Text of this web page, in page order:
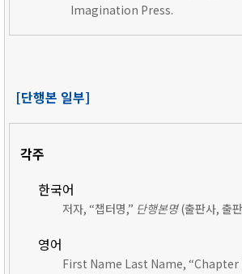
Imagination Press.
[단행본 일부]
각주
한국어
저자, “챕터명,” 단행본명(출판사, 출
영어
First Name Last Name, “Chapter